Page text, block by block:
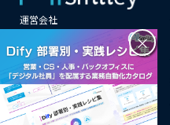
運営会社
メールマガジン登録
情報提供はこちらから
AI企業一覧
サイトマップ
×